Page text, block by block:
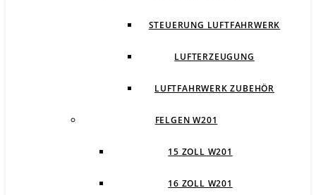
STEUERUNG LUFTFAHRWERK
LUFTERZEUGUNG
LUFTFAHRWERK ZUBEHÖR
FELGEN W201
15 ZOLL W201
16 ZOLL W201